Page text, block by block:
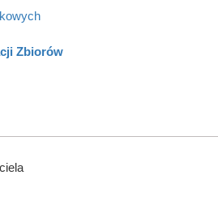
Zbiorów